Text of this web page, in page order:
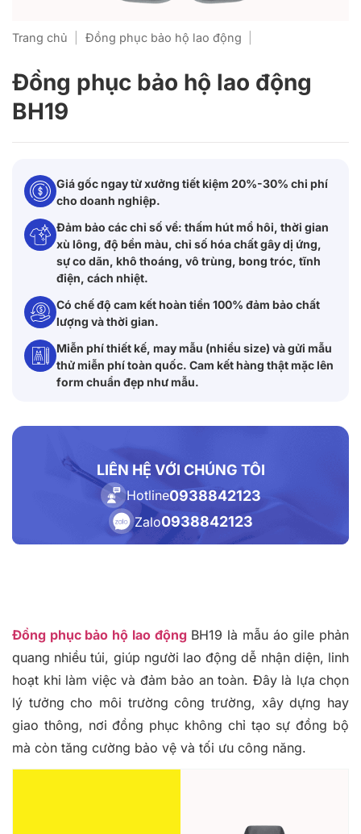
Trang chủ Đồng phục bảo hộ lao động
Đồng phục bảo hộ lao động
BH19
Giá gốc ngay từ xưởng tiết kiệm 20%-30% chi phí
cho doanh nghiệp.
Đảm bảo các chỉ số về: thấm hút mồ hôi, thời gian
xù lông, độ bền màu, chỉ số hóa chất gây dị ứng,
sự co dãn, khô thoáng, vô trùng, bong tróc, tĩnh
điện, cách nhiệt.
Có chế độ cam kết hoàn tiền 100% đảm bảo chất
lượng và thời gian.
Miễn phí thiết kế, may mẫu (nhiều size) và gửi mẫu
thử miễn phí toàn quốc. Cam kết hàng thật mặc lên
form chuẩn đẹp như mẫu.
LIÊN HỆ VỚI CHÚNG TÔI
Hotline0938842123
Zalo0938842123
Đồng phục bảo hộ lao động BH19 là mẫu áo gile phản
quang nhiều túi, giúp người lao động dễ nhận diện, linh
hoạt khi làm việc và đảm bảo an toàn. Đây là lựa chọn
lý tưởng cho môi trường công trường, xây dựng hay
giao thông, nơi đồng phục không chỉ tạo sự đồng bộ
mà còn tăng cường bảo vệ và tối ưu công năng.